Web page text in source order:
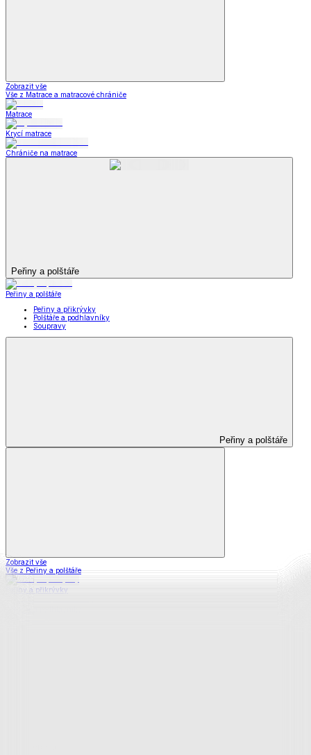
Zobrazit vše
Vše z Matrace a matracové chrániče
Matrace
Krycí matrace
Chrániče na matrace
Peřiny a polštáře
Peřiny a polštáře
Peřiny a přikrývky
Polštáře a podhlavníky
Soupravy
Peřiny a polštáře
Zobrazit vše
Vše z Peřiny a polštáře
Peřiny a přikrývky